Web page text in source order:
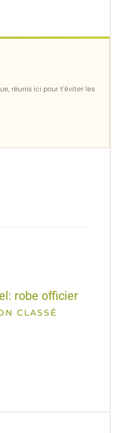
réunis ici pour t'éviter les
robe officier
CLASSÉ